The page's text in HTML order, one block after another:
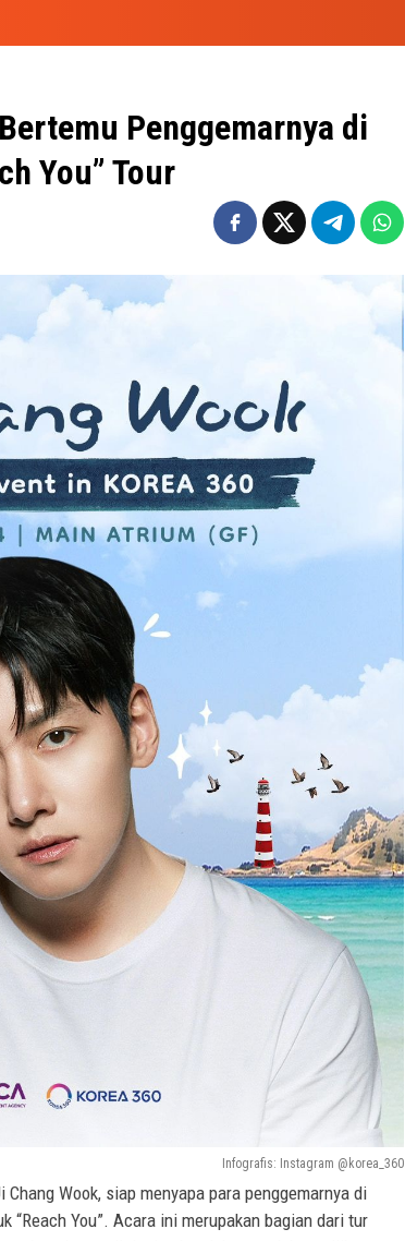
Penggemarnya di
You” Tour
Infografis: Instagram @korea_360
Wook, siap menyapa para penggemarnya di
“Reach You”. Acara ini merupakan bagian dari tur